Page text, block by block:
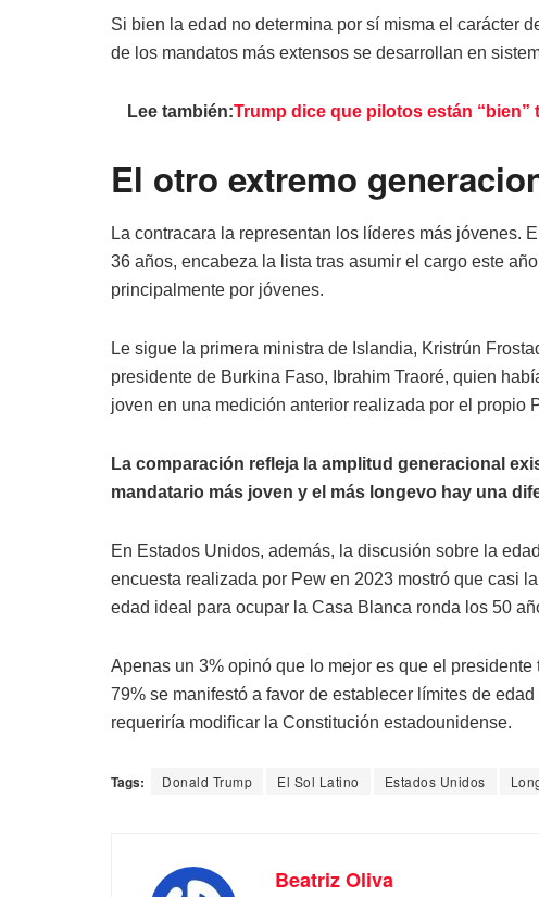
Si bien la edad no determina por sí misma el carácter
de los mandatos más extensos se desarrollan en
Lee también:Trump dice que pilotos están
El otro extremo
La contracara la representan los líderes más jóvenes.
36 años, encabeza la lista tras asumir el cargo este
principalmente por jóvenes.
Le sigue la primera ministra de Islandia, Kristrún
presidente de Burkina Faso, Ibrahim Traoré, quien
joven en una medición anterior realizada por el propio
La comparación refleja la amplitud generacional
mandatario más joven y el más longevo hay una
En Estados Unidos, además, la discusión sobre la
encuesta realizada por Pew en 2023 mostró que casi
edad ideal para ocupar la Casa Blanca ronda los 50
Apenas un 3% opinó que lo mejor es que el
79% se manifestó a favor de establecer límites de
requeriría modificar la Constitución estadounidense.
Tags: Donald Trump El Sol Latino Estados Unidos
Beatriz Oliva